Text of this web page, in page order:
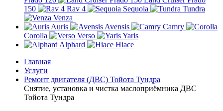
150
Rav 4 Sequoia
Tundra
Venza
Auris
Avensis
Camry
Corolla
Verso
Yaris
Alphard
Hiace
Главная
Услуги
Ремонт двигателя (ДВС) Тойота Тундра
Снятие, установка и чистка маслоприёмника ДВС
Тойота Тундра